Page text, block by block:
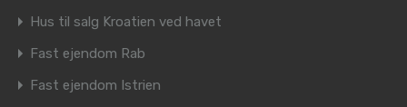
Hus til salg Kroatien ved havet
Fast ejendom Rab
Fast ejendom Istrien